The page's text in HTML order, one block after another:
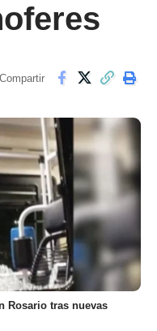
Compartir
Rosario tras nuevas